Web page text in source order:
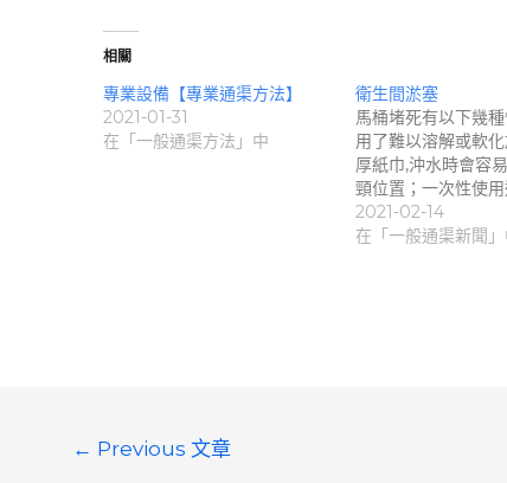
相關
專業設備【專業通渠方法】
2021-01-31
在「一般通渠方法」中
衛生間淤塞
馬桶堵死有以下幾
用了難以溶解或軟
厚紙巾,沖水時會容
頸位置；一次性使
2021-02-14
在「一般通渠新聞
← Previous 文章